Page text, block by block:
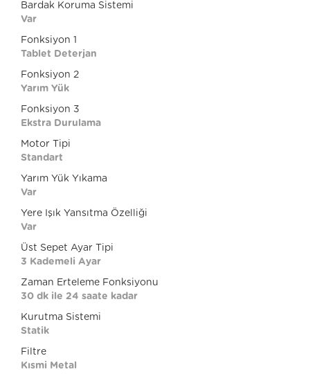
Bardak Koruma Sistemi
Var
Fonksiyon 1
Tablet Deterjan
Fonksiyon 2
Yarım Yük
Fonksiyon 3
Ekstra Durulama
Motor Tipi
Standart
Yarım Yük Yıkama
Var
Yere Işık Yansıtma Özelliği
Var
Üst Sepet Ayar Tipi
3 Kademeli Ayar
Zaman Erteleme Fonksiyonu
30 dk ile 24 saate kadar
Kurutma Sistemi
Statik
Filtre
Kısmi Metal